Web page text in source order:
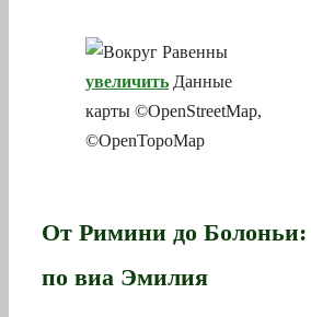
увеличить Данные
карты ©OpenStreetMap,
©OpenTopoMap
От Римини до Болоньи:
по виа Эмилия